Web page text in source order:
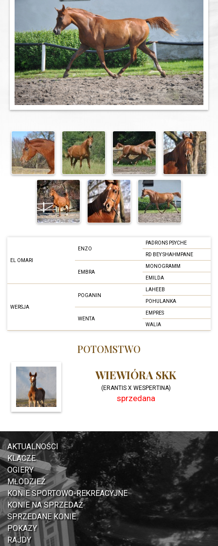
EL OMARI
ENZO
PADRONS PSYCHE
RD BEY SHAHMPANE
EMBRA
MONOGRAMM
EMILDA
WERSJA
POGANIN
LAHEEB
POHULANKA
WENTA
EMPRES
WALIA
POTOMSTWO
WIEWIÓRA SKK
(ERANTIS X WESPERTINA)
sprzedana
AKTUALNOŚCI
KLACZE
OGIERY
MŁODZIEŻ
KONIE SPORTOWO-REKREACYJNE
KONIE NA SPRZEDAŻ
SPRZEDANE KONIE
POKAZY
RAJDY